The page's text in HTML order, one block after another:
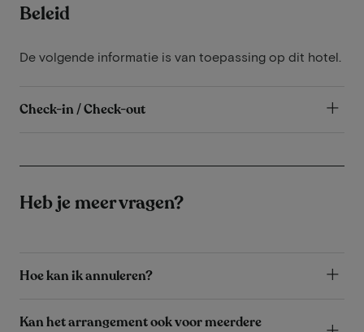
Beleid
De volgende informatie is van toepassing op dit hotel.
Check-in / Check-out
Heb je meer vragen?
Hoe kan ik annuleren?
Kan het arrangement ook voor meerdere